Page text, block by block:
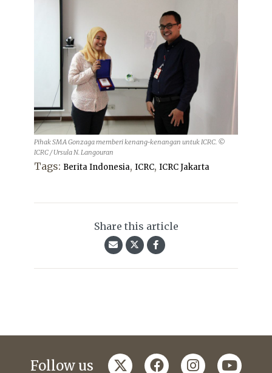
Pihak SMA Gonzaga memberi kenang-kenangan untuk ICRC. ©
ICRC / Ursula N. Langouran
Tags: Berita Indonesia, ICRC, ICRC Jakarta
Share this article
Follow us twitterfacebookinstagramyoutube